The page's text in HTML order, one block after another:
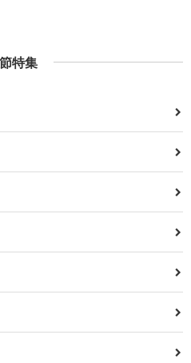
特集